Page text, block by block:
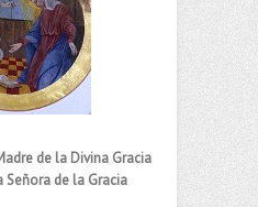
de la Divina Gracia
Señora de la Gracia